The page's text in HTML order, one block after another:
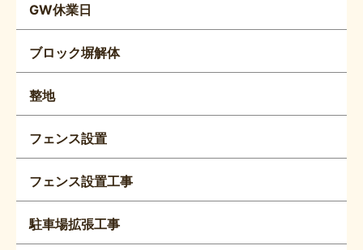
GW休業日
ブロック塀解体
整地
フェンス設置
フェンス設置工事
駐車場拡張工事